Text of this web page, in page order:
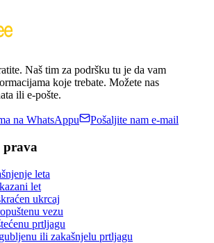
Naš tim za podršku tu je da vam
koje trebate. Možete nas
ili e-pošte.
na WhatsAppu Pošaljite nam e-mail
prava
leta
let
ukrcaj
vezu
prtljagu
ili zakašnjelu prtljagu